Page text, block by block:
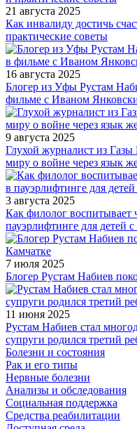
21 августа 2025
Как инвалиду достичь
практические советы
16 августа 2025
Блогер из Уфы Рустам
фильме с Иваном
9 августа 2025
Глухой журналист из Газы
миру о войне через язык
3 августа 2025
Как филолог
пауэрлифтинге для детей
7 июля 2025
Блогер Рустам Набиев
11 июня 2025
Рустам Набиев стал
супруги родился третий
Болезни и состояния
Рак и его типы
Нервные болезни
Анализы и обследования
Социальная поддержка
Средства реабилитации